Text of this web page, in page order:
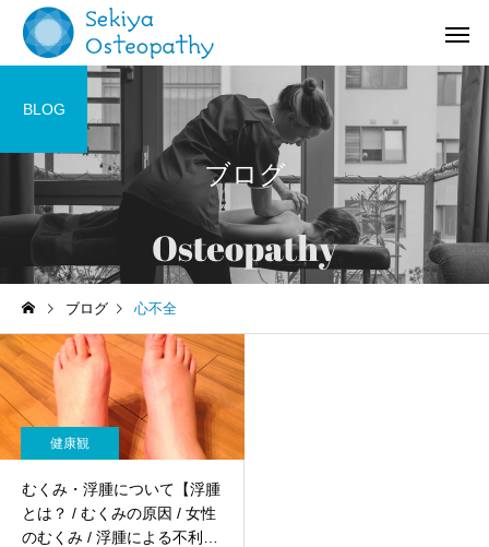
お知らせ
オステオパシー施術＠国立
(くにたち)市
施術記録
【症例紹介】活動量の
ブログ
BLOG
ブログ 心不全
健康観
むくみ・浮腫について【浮腫
とは？ / むくみの原因 / 女性
のむくみ / 浮腫による不利